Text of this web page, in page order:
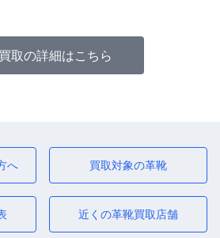
取の詳細はこちら
へ 買取対象の革靴
近くの革靴買取店舗